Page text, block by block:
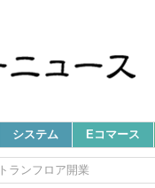
システム Eコマース
ランフロア開業